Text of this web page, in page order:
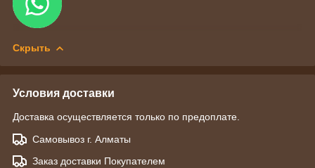
Скрыть
Условия доставки
Доставка осуществляется только по предоплате.
Самовывоз г. Алматы
Заказ доставки Покупателем